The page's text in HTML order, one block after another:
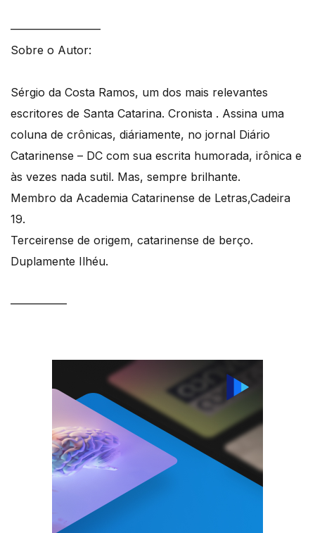
————————
Sobre o Autor:
Sérgio da Costa Ramos, um dos mais relevantes
escritores de Santa Catarina. Cronista . Assina uma
coluna de crônicas, diáriamente, no jornal Diário
Catarinense – DC com sua escrita humorada, irônica e
às vezes nada sutil. Mas, sempre brilhante.
Membro da Academia Catarinense de Letras,Cadeira
19.
Terceirense de origem, catarinense de berço.
Duplamente Ilhéu.
—————